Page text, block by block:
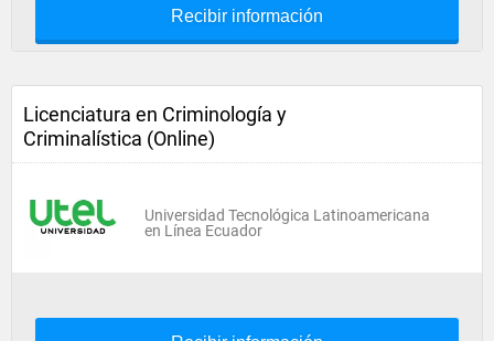
Recibir información
Licenciatura en Criminología y
Criminalística (Online)
Universidad Tecnológica Latinoamericana
en Línea Ecuador